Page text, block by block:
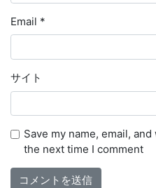
Email *
サイト
Save my name, email,
the next time I comment